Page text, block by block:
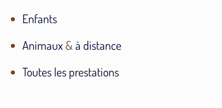
Enfants
Animaux&à distance
Toutes les prestations